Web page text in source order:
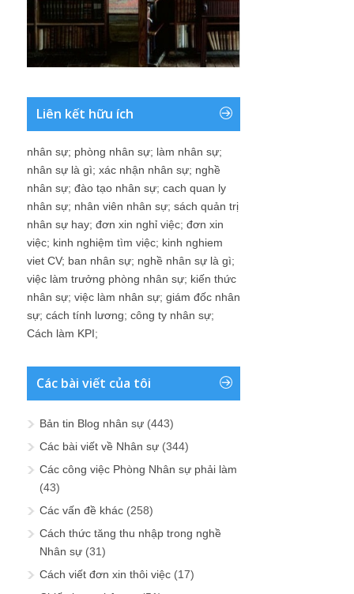
Liên kết hữu ích
nhân sự; phòng nhân sự; làm nhân sự;
nhân sự là gì; xác nhận nhân sự; nghề
nhân sự; đào tạo nhân sự; cach quan ly
nhân sự; nhân viên nhân sự; sách quản trị
nhân sự hay; đơn xin nghỉ việc; đơn xin
việc; kinh nghiệm tìm việc; kinh nghiem
viet CV; ban nhân sự; nghề nhân sự là gì;
việc làm trưởng phòng nhân sự; kiến thức
nhân sự; việc làm nhân sự; giám đốc nhân
sự; cách tính lương; công ty nhân sự;
Cách làm KPI;
Các bài viết của tôi
Bản tin Blog nhân sự (443)
Các bài viết về Nhân sự (344)
Các công việc Phòng Nhân sự phải làm
(43)
Các vấn đề khác (258)
Cách thức tăng thu nhập trong nghề
Nhân sự (31)
Cách viết đơn xin thôi việc (17)